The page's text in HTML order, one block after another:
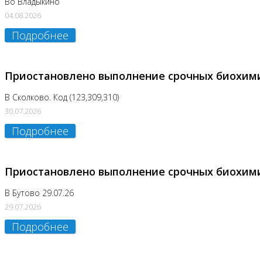
04.08.2026
Подробнее
Приостановлено выполнение срочных
В Сколково. Код (123,309,310)
30.07.2026
Подробнее
Приостановлено выполнение срочных
В Бутово 29.07.26
29.07.2026
Подробнее